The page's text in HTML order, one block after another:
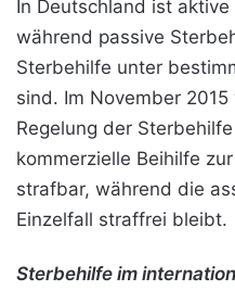
In Deutschland ist
während passive
Sterbehilfe unter
sind. Im November
Regelung der
kommerzielle Beihilfe
strafbar, während die
Einzelfall straffrei bleibt.
Sterbehilfe im